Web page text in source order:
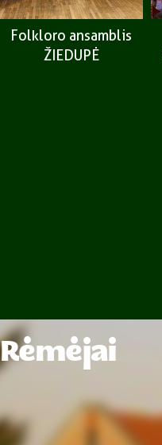
Folkloro ansamblis
ŽIEDUPĖ
Rėmėjai